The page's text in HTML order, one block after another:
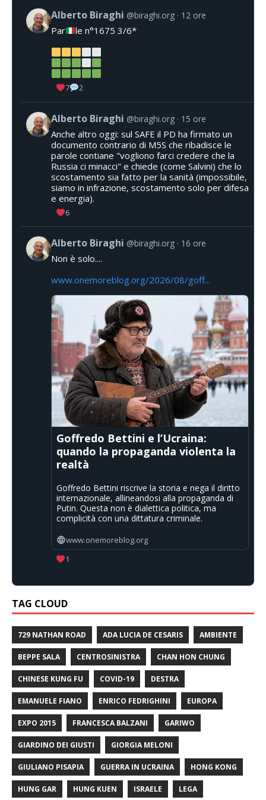
Alberto Biraghi @biraghi.org 12 ore
Par le n°1675 3/6*
7 2
Alberto Biraghi @biraghi.org 15 ore
Anche altro oggi: sul SAFE il PD ha firmato un
documento contrario di M5S che ribadisce le
parole contiane "vogliono farci credere che la
Russia ci minacci" e chiede (come Salvini) che lo
scostamento sia fatto per la sanità (impossibile,
siamo in infrazione, scostamento solo per difesa
e energia).
6
Alberto Biraghi @biraghi.org 16 ore
Non è solo....
www.onemoreblog.org/2026/08/goff...
Goffredo Bettini e l’Ucraina:
quando la propaganda violenta la
realtà
Goffredo Bettini riscrive la storia e nega il diritto
internazionale, allineandosi alla propaganda di
Putin. Questa non è dialettica politica, ma
complicità con una dittatura criminale.
www.onemoreblog.org
1
TAG CLOUD
729 NATHAN ROAD ADA LUCIA DE CESARIS AMBIENTE
BEPPE SALA CENTROSINISTRA CHAN HON CHUNG
CHINESE KUNG FU COVID-19 DESTRA
EMANUELE FIANO ENRICO FEDRIGHINI EUROPA
EXPO 2015 FRANCESCA BALZANI GARIWO
GIARDINO DEI GIUSTI GIORGIA MELONI
GIULIANO PISAPIA GUERRA IN UCRAINA HONG KONG
HUNG GAR HUNG KUEN ISRAELE LEGA